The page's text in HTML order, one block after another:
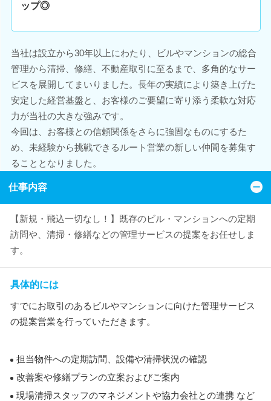
ップ◎
当社は設立から30年以上にわたり、ビルやマンションの総合
管理から清掃、修繕、不動産取引に至るまで、多角的なサー
ビスを展開してまいりました。長年の実績により築き上げた
安定した経営基盤と、お客様のご要望に寄り添う柔軟な対応
力が当社の大きな強みです。
今回は、お客様との信頼関係をさらに強固なものにするた
め、未経験から挑戦できるルート営業の新しい仲間を募集す
ることとなりました。
仕事内容
【新規・飛込一切なし！】既存のビル・マンションへの定期
訪問や、清掃・修繕などの管理サービスの提案をお任せしま
す。
具体的には
すでにお取引のあるビルやマンションに向けた管理サービス
の提案営業を行っていただきます。
担当物件への定期訪問、設備や清掃状況の確認
改善案や修繕プランの立案およびご案内
現場清掃スタッフのマネジメントや協力会社との連携 など